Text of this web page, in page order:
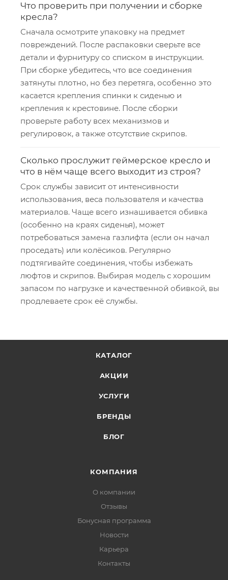
Что проверить при получении и сборке
кресла?
Сначала осмотрите упаковку на предмет
повреждений. После распаковки сверьте все
детали и фурнитуру со списком в инструкции.
При сборке убедитесь, что все соединения
затянуты плотно, но без перетяга, особенно это
касается крепления спинки к сиденью и
крепления к крестовине. После сборки
проверьте работу всех механизмов и
регулировок, а также отсутствие скрипов.
Сколько прослужит геймерское кресло и
что в нём чаще всего выходит из строя?
Срок службы зависит от интенсивности
использования, веса пользователя и качества
материалов. Чаще всего изнашивается обивка
(особенно на краях сиденья), может
потребоваться замена газлифта (если он начал
проседать) или колёсиков. Регулярно
подтягивайте соединения, чтобы избежать
люфтов и скрипов. Выбирая модель с хорошим
запасом по нагрузке и качественной обивкой, вы
продлеваете срок её службы.
КАТАЛОГ
АКЦИИ
УСЛУГИ
БРЕНДЫ
БЛОГ
КОМПАНИЯ
О компании
Отзывы
Бонусная программа
Новости
Карьера
Контакты